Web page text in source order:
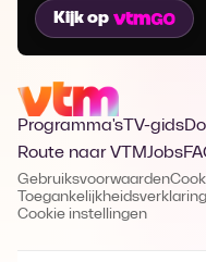
Kijk op
Programma's TV-gids
Route naar VTMJobs
Gebruiksvoorwaarden
Toegankelijkheidsverklaring
Cookie instellingen